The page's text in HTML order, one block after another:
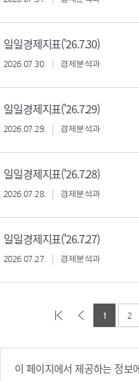
일일경제지표('26.7.30)
2026.07.30. 경제분석과
일일경제지표('26.7.29)
2026.07.29. 경제분석과
일일경제지표('26.7.28)
2026.07.28. 경제분석과
일일경제지표('26.7.27)
2026.07.27. 경제분석과
1 2
이 페이지에서 제공하는 정보